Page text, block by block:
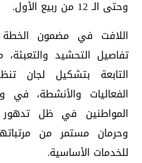
وحتى الـ 12 من ربيع الأول.
اللافت في مضمون
تفاصيل التحشيد
التابعة بتشكيل لجان
الفعاليات والأنشطة،
المواطنين في ظل
وحرمان مستمر من
للخدمات الأساسية.